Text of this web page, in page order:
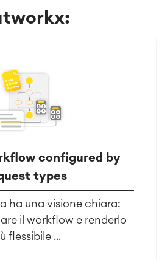
configured by
types
ha una visione chiara:
il workflow e renderlo
flessibile ...